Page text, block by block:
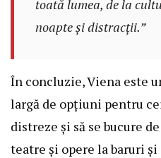
toată lumea, de la
noapte și distracții.”
În concluzie, Viena este
largă de opțiuni pentru
distreze și să se bucure
teatre și opere la baruri